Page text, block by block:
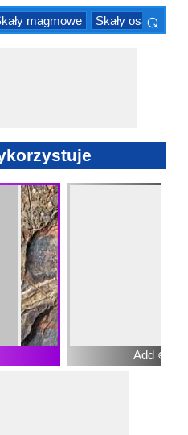
magmowe Skały osadowe
⌕
Add ⊕